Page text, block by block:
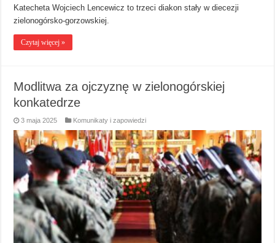
Katecheta Wojciech Lencewicz to trzeci diakon stały w diecezji
zielonogórsko-gorzowskiej.
Czytaj więcej »
Modlitwa za ojczyznę w zielonogórskiej
konkatedrze
3 maja 2025 Komunikaty i zapowiedzi